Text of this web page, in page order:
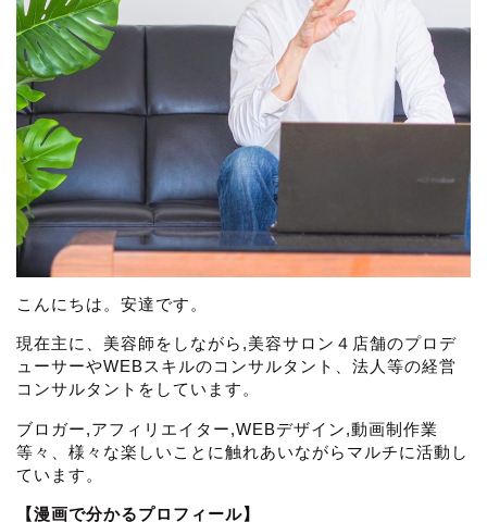
こんにちは。安達です。
現在主に、美容師をしながら,美容サロン４店舗のプロデ
ューサーやWEBスキルのコンサルタント、法人等の経営
コンサルタントをしています。
ブロガー,アフィリエイター,WEBデザイン,動画制作業
等々、様々な楽しいことに触れあいながらマルチに活動し
ています。
【漫画で分かるプロフィール】